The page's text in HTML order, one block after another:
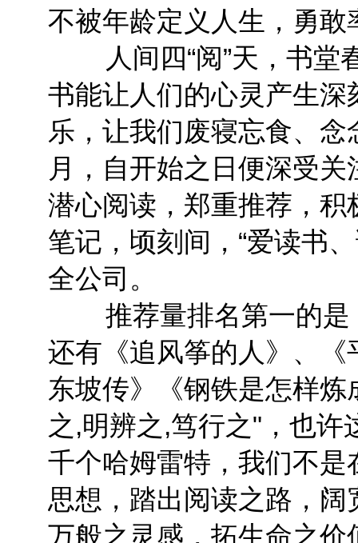
不被年龄定义人生，勇敢
人间四“阅”天，书堂
书能让人们的心灵产生
乐，让我们废寝忘食、
月，自开始之日便深受
潜心阅读，郑重推荐，
笔记，顷刻间，“爱读书
全公司。
推荐量排名第一的是
还有《追风筝的人》、
东坡传》《钢铁是怎样炼
之,明辨之,笃行之"，也
千个哈姆雷特，我们不
思想，踏出阅读之路，
万般之灵感，拓生命之价